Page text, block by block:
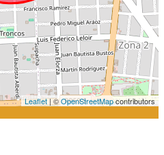
Leaflet| ©OpenStreetMapcontributors